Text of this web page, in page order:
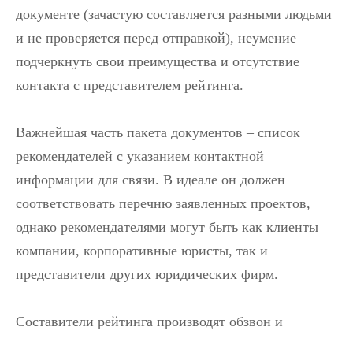
документе (зачастую составляется разными людьми
и не проверяется перед отправкой), неумение
подчеркнуть свои преимущества и отсутствие
контакта с представителем рейтинга.
Важнейшая часть пакета документов – список
рекомендателей с указанием контактной
информации для связи. В идеале он должен
соответствовать перечню заявленных проектов,
однако рекомендателями могут быть как клиенты
компании, корпоративные юристы, так и
представители других юридических фирм.
Составители рейтинга производят обзвон и